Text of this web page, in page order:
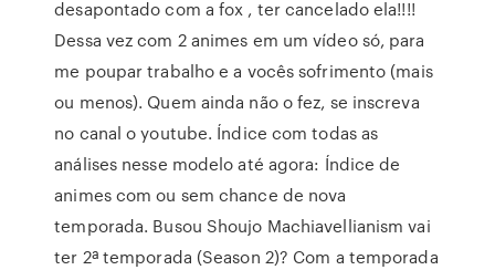
desapontado com a fox , ter cancelado ela!!!!
Dessa vez com 2 animes em um vídeo só, para
me poupar trabalho e a vocês sofrimento (mais
ou menos). Quem ainda não o fez, se inscreva
no canal o youtube. Índice com todas as
análises nesse modelo até agora: Índice de
animes com ou sem chance de nova
temporada. Busou Shoujo Machiavellianism vai
ter 2ª temporada (Season 2)? Com a temporada